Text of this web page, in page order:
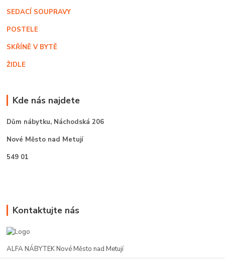
SEDACÍ SOUPRAVY
POSTELE
SKŘÍNĚ V BYTĚ
ŽIDLE
Kde nás najdete
Dům nábytku, Náchodská 206
Nové Město nad Metují
549 01
Kontaktujte nás
ALFA NÁBYTEK Nové Město nad Metují